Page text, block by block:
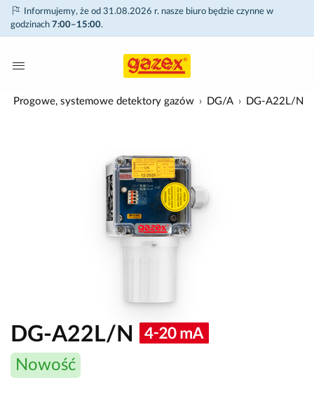
Informujemy, że od 31.08.2026 r. nasze biuro będzie czynne w
godzinach 7:00–15:00.
Progowe, systemowe detektory gazów DG/A DG-A22L/N
DG-A22L/N
Nowość